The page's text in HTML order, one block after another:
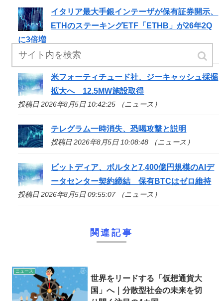
イタリア最大手銀インテーザが保有証券開示、
ETHのステーキングETF「ETHB」が26年2Q
に3倍増
投稿日 2026年8月5日 10:55:59 （ニュース）
米フォーティチュード社、ジーキャッシュ採掘
拡大へ 12.5MW施設取得
投稿日 2026年8月5日 10:42:25 （ニュース）
テレグラム一時消失、恐喝攻撃と説明
投稿日 2026年8月5日 10:08:48 （ニュース）
ビットディア、ボルタと7,400億円規模のAIデ
ータセンター契約締結 保有BTCはゼロ維持
投稿日 2026年8月5日 09:55:07 （ニュース）
関連記事
ニュース
世界をリードする「仮想通貨大
国」へ｜分散型社会の未来を切